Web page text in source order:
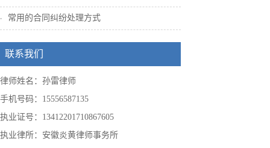
常用的合同纠纷处理方式
联系我们
律师姓名：孙雷律师
手机号码：15556587135
执业证号：13412201710867605
执业律所：安徽炎黄律师事务所